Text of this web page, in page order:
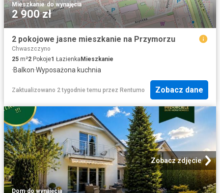
Mieszkanie·do wynajęcia
2 900 zł
2 pokojowe jasne mieszkanie na Przymorzu
Chwaszczyno
25 m²2 Pokoje1 ŁazienkaMieszkanie
·Balkon·Wyposażona kuchnia
Zaktualizowano 2 tygodnie temu przez Rentumo Zobacz dane
Zobacz zdjęcie
Dom·do wynajęcia